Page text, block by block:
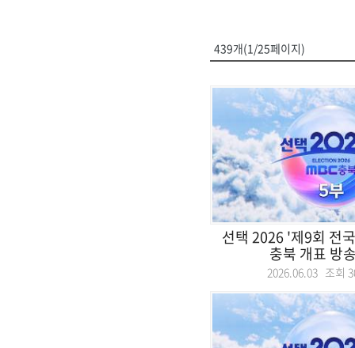
439개(1/25페이지)
선택 2026 '제9회 전
충북 개표 방
2026.06.03 조회